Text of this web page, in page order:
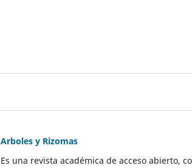
Arboles y Rizomas
Es una revista académica de acceso abierto,